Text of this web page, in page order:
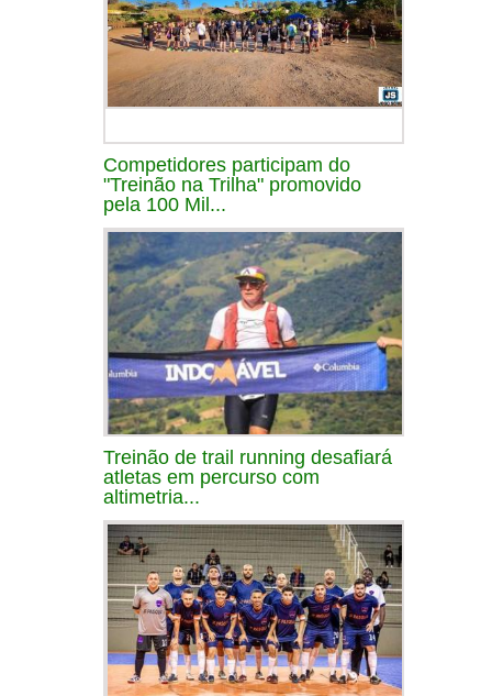
Competidores participam do
"Treinão na Trilha" promovido
pela 100 Mil...
Treinão de trail running desafiará
atletas em percurso com
altimetria...